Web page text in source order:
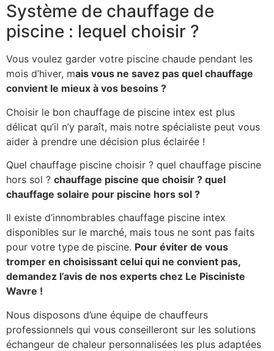
Système de chauffage de
piscine : lequel choisir ?
Vous voulez garder votre piscine chaude pendant les
mois d’hiver, mais vous ne savez pas quel chauffage
convient le mieux à vos besoins ?
Choisir le bon chauffage de piscine intex est plus
délicat qu’il n’y paraît, mais notre spécialiste peut vous
aider à prendre une décision plus éclairée !
Quel chauffage piscine choisir ? quel chauffage piscine
hors sol ? chauffage piscine que choisir ? quel
chauffage solaire pour piscine hors sol ?
Il existe d’innombrables chauffage piscine intex
disponibles sur le marché, mais tous ne sont pas faits
pour votre type de piscine. Pour éviter de vous
tromper en choisissant celui qui ne convient pas,
demandez l’avis de nos experts chez Le Pisciniste
Wavre !
Nous disposons d’une équipe de chauffeurs
professionnels qui vous conseilleront sur les solutions
échangeur de chaleur personnalisées les plus adaptées